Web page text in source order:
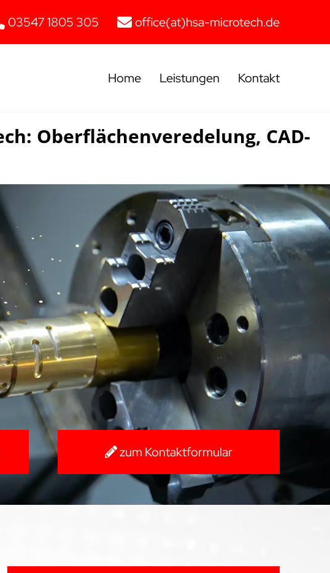
03547 1805 305 office(at)hsa-microtech.de
Home Leistungen Kontakt
Oberflächenveredelung, CAD-
zum Kontaktformular